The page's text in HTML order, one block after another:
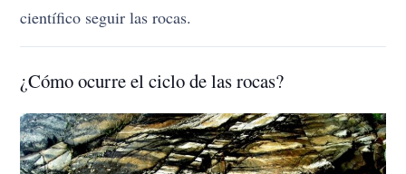
científico seguir las rocas.
¿Cómo ocurre el ciclo de las rocas?